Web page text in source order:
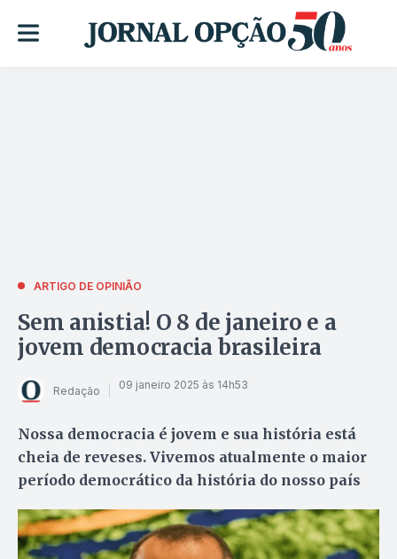
ARTIGO DE OPINIÃO
Sem anistia! O 8 de janeiro e a
jovem democracia brasileira
Redação 09 janeiro 2025 às 14h53
Nossa democracia é jovem e sua história está
cheia de reveses. Vivemos atualmente o maior
período democrático da história do nosso país